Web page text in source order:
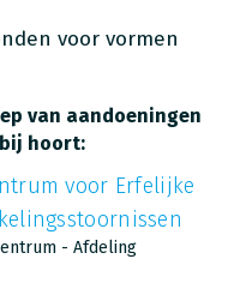
voor vormen
van aandoeningen
hoort:
voor Erfelijke
- Afdeling